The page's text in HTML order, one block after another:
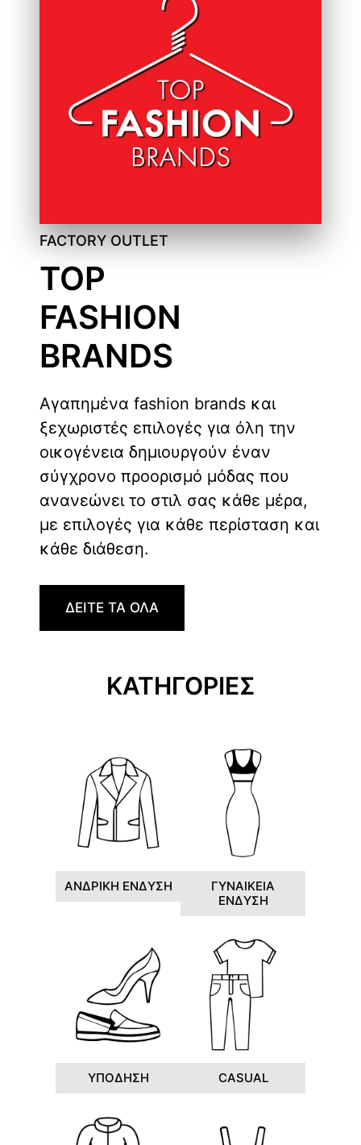
FACTORY OUTLET
TOP
FASHION
BRANDS
Αγαπημένα fashion brands και
ξεχωριστές επιλογές για όλη την
οικογένεια δημιουργούν έναν
σύγχρονο προορισμό μόδας που
ανανεώνει το στιλ σας κάθε μέρα,
με επιλογές για κάθε περίσταση και
κάθε διάθεση.
ΔΕΙΤΕ ΤΑ ΟΛΑ
ΚΑΤΗΓΟΡΙΕΣ
ΑΝΔΡΙΚΗ ΕΝΔΥΣΗ
ΓΥΝΑΙΚΕΙΑ
ΕΝΔΥΣΗ
ΥΠΟΔΗΣΗ CASUAL